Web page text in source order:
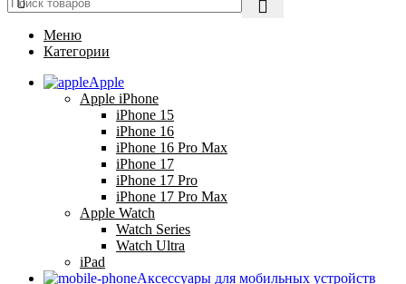
Меню
Категории
Apple
Apple iPhone
iPhone 15
iPhone 16
iPhone 16 Pro Max
iPhone 17
iPhone 17 Pro
iPhone 17 Pro Max
Apple Watch
Watch Series
Watch Ultra
iPad
Аксессуары для мобильных устройств